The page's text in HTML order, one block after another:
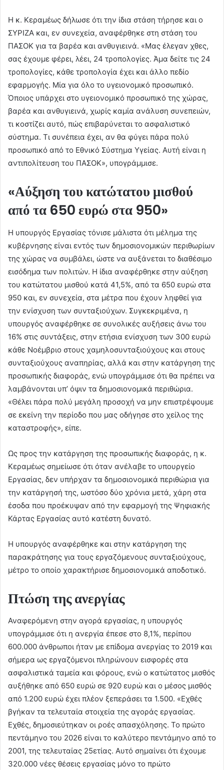
Η κ. Κεραμέως δήλωσε ότι την ίδια στάση τήρησε και ο
ΣΥΡΙΖΑ και, εν συνεχεία, αναφέρθηκε στη στάση του
ΠΑΣΟΚ για τα βαρέα και ανθυγιεινά. «Μας έλεγαν χθες,
σας έχουμε φέρει, λέει, 24 τροπολογίες. Άμα δείτε τις 24
τροπολογίες, κάθε τροπολογία έχει και άλλο πεδίο
εφαρμογής. Μία για όλο το υγειονομικό προσωπικό.
Όποιος υπάρχει στο υγειονομικό προσωπικό της χώρας,
βαρέα και ανθυγιεινά, χωρίς καμία ανάλυση συνεπειών,
τι κοστίζει αυτό, πώς επιβαρύνεται το ασφαλιστικό
σύστημα. Τι συνέπεια έχει, αν θα φύγει πάρα πολύ
προσωπικό από το Εθνικό Σύστημα Υγείας. Αυτή είναι η
αντιπολίτευση του ΠΑΣΟΚ», υπογράμμισε.
«Αύξηση του κατώτατου μισθού
από τα 650 ευρώ στα 950»
Η υπουργός Εργασίας τόνισε μάλιστα ότι μέλημα της
κυβέρνησης είναι εντός των δημοσιονομικών περιθωρίων
της χώρας να συμβάλει, ώστε να αυξάνεται το διαθέσιμο
εισόδημα των πολιτών. Η ίδια αναφέρθηκε στην αύξηση
του κατώτατου μισθού κατά 41,5%, από τα 650 ευρώ στα
950 και, εν συνεχεία, στα μέτρα που έχουν ληφθεί για
την ενίσχυση των συνταξιούχων. Συγκεκριμένα, η
υπουργός αναφέρθηκε σε συνολικές αυξήσεις άνω του
16% στις συντάξεις, στην ετήσια ενίσχυση των 300 ευρώ
κάθε Νοέμβριο στους χαμηλοσυνταξιούχους και στους
συνταξιούχους αναπηρίας, αλλά και στην κατάργηση της
προσωπικής διαφοράς, ενώ υπογράμμισε ότι θα πρέπει να
λαμβάνονται υπ’ όψιν τα δημοσιονομικά περιθώρια.
«Θέλει πάρα πολύ μεγάλη προσοχή να μην επιστρέψουμε
σε εκείνη την περίοδο που μας οδήγησε στο χείλος της
καταστροφής», είπε.
Ως προς την κατάργηση της προσωπικής διαφοράς, η κ.
Κεραμέως σημείωσε ότι όταν ανέλαβε το υπουργείο
Εργασίας, δεν υπήρχαν τα δημοσιονομικά περιθώρια για
την κατάργησή της, ωστόσο δύο χρόνια μετά, χάρη στα
έσοδα που προέκυψαν από την εφαρμογή της Ψηφιακής
Κάρτας Εργασίας αυτό κατέστη δυνατό.
Η υπουργός αναφέρθηκε και στην κατάργηση της
παρακράτησης για τους εργαζόμενους συνταξιούχους,
μέτρο το οποίο χαρακτήρισε δημοσιονομικά αποδοτικό.
Πτώση της ανεργίας
Αναφερόμενη στην αγορά εργασίας, η υπουργός
υπογράμμισε ότι η ανεργία έπεσε στο 8,1%, περίπου
600.000 άνθρωποι ήταν με επίδομα ανεργίας το 2019 και
σήμερα ως εργαζόμενοι πληρώνουν εισφορές στα
ασφαλιστικά ταμεία και φόρους, ενώ ο κατώτατος μισθός
αυξήθηκε από 650 ευρώ σε 920 ευρώ και ο μέσος μισθός
από 1.200 ευρώ έχει πλέον ξεπεράσει τα 1.500. «Εχθές
βγήκαν τα τελευταία στοιχεία της αγοράς εργασίας.
Εχθές, δημοσιεύτηκαν οι ροές απασχόλησης. Το πρώτο
πεντάμηνο του 2026 είναι το καλύτερο πεντάμηνο από το
2001, της τελευταίας 25ετίας. Αυτό σημαίνει ότι έχουμε
320.000 νέες θέσεις εργασίας μόνο το πρώτο